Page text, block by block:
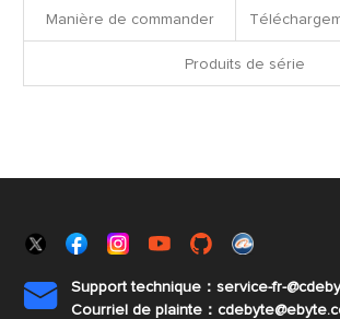
Manière de commander
Produits de série

Support technique：service-fr-
Courriel de plainte：cdebyte